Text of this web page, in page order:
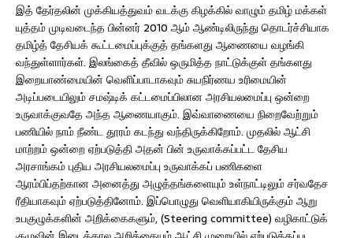
இத் தேர்தலின் முக்கியத்துவம் வடக்கு கிழக்கில் வாழும் தமிழ் மக்கள்
யுத்தம் முடிவடைந்த பின்னர் 2010 ஆம் ஆண்டிலிருந்து தொடர்ச்சியாக
தமிழ்த் தேசியக் கூட்டமைப்புக்குத் தங்களது ஆணையை வழங்கி
வந்துள்ளார்கள். இலங்கைத் தீவில் ஒருமித்த நாட்டுக்குள் தங்களது
இறையாண்மையின் வெளிப்பாடாகவும் சுயநிர்ணய உரிமையின்
அடிப்படையிலும் சமஷ்டிக் கட்டமைப்பிலான அரசியலமைப்பு ஒன்றை
உருவாக்குவதே அந்த ஆணையாகும். இவ்வாணையை நிறைவேற்றும்
பணியில் நாம் நீண்ட தூரம் கடந்து வந்திருக்கிறோம். முதலில் ஆட்சி
மாற்றம் ஒன்றை ஏற்படுத்தி அதன் பின் உருவாக்கப்பட்ட தேசிய
அரசாங்கம் புதிய அரசியலமைப்பு உருவாக்கப் பணிகளை
ஆரம்பிப்தற்கான அனைத்து அழுத்தங்களையும் உள்நாட்டிலும் சர்வதேச
ரீதியாகவும் ஏற்படுத்தினோம். இப்பொழுது வெளியாகியிருக்கும் ஆறு
உபகுழுக்களின் அறிக்கைகளும், (Steering committee) வழிகாட்டுக்